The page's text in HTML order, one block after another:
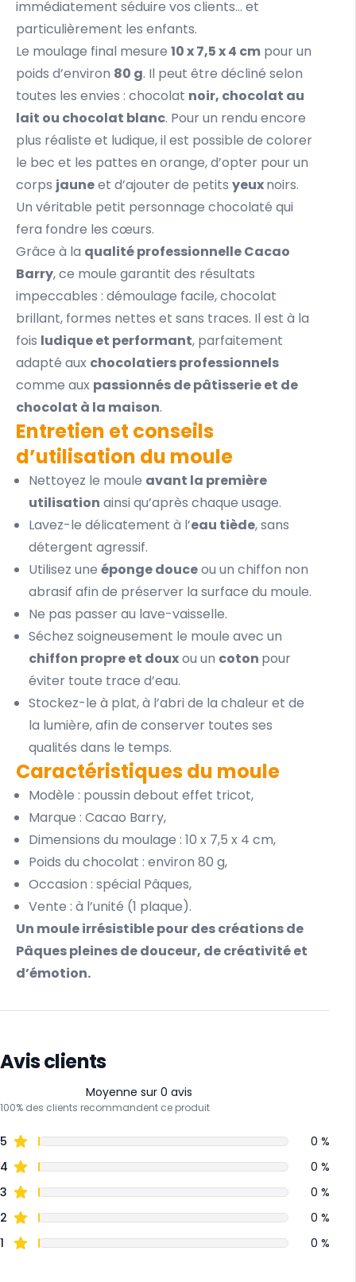
immédiatement séduire vos clients… et
particulièrement les enfants.
Le moulage final mesure 10 x 7,5 x 4 cm pour un
poids d’environ 80 g. Il peut être décliné selon
toutes les envies : chocolat noir, chocolat au
lait ou chocolat blanc. Pour un rendu encore
plus réaliste et ludique, il est possible de colorer
le bec et les pattes en orange, d’opter pour un
corps jauneet d’ajouter de petits yeuxnoirs.
Un véritable petit personnage chocolaté qui
fera fondre les cœurs.
Grâce à la qualité professionnelle Cacao
Barry, ce moule garantit des résultats
impeccables : démoulage facile, chocolat
brillant, formes nettes et sans traces. Il est à la
fois ludique et performant, parfaitement
adapté aux chocolatiers professionnels
comme aux passionnés de pâtisserie et de
chocolat à la maison.
Entretien et conseils
d’utilisation du moule
Nettoyez le moule avant la première
utilisation ainsi qu’après chaque usage.
Lavez-le délicatement à l’eau tiède, sans
détergent agressif.
Utilisez une éponge douceou un chiffon non
abrasif afin de préserver la surface du moule.
Ne pas passer au lave-vaisselle.
Séchez soigneusement le moule avec un
chiffon propre et douxou un coton pour
éviter toute trace d’eau.
Stockez-le à plat, à l’abri de la chaleur et de
la lumière, afin de conserver toutes ses
qualités dans le temps.
Caractéristiques du moule
Modèle : poussin debout effet tricot,
Marque : Cacao Barry,
Dimensions du moulage : 10 x 7,5 x 4 cm,
Poids du chocolat : environ 80 g,
Occasion : spécial Pâques,
Vente : à l’unité (1 plaque).
Un moule irrésistible pour des créations de
Pâques pleines de douceur, de créativité et
d’émotion.
Avis clients
Moyenne sur 0 avis
100% des clients recommandent ce produit
5
0 %
4
0 %
3
0 %
2
0 %
1
0 %